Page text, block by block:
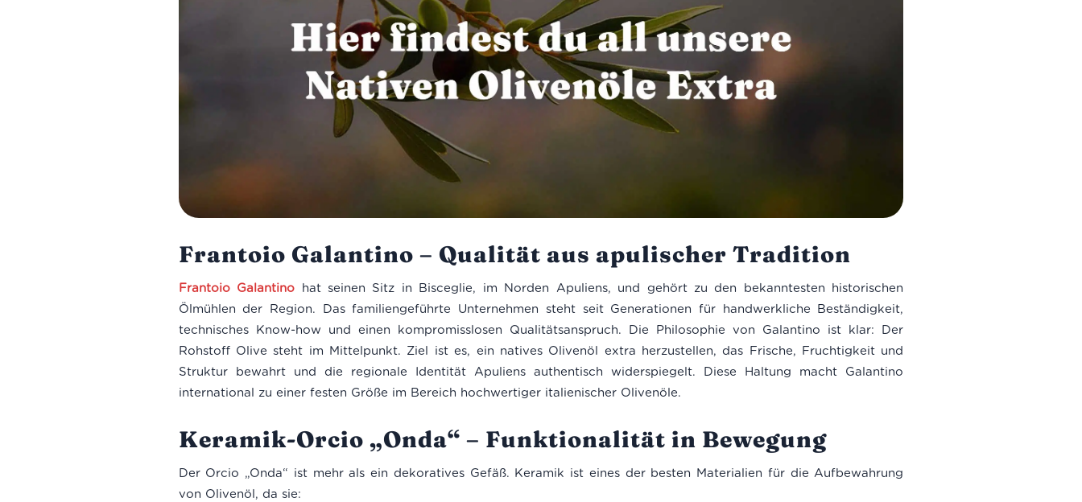
Frantoio Galantino – Qualität aus apulischer Tradition
Frantoio Galantino hat seinen Sitz in Bisceglie, im Norden Apuliens, und gehört zu den bekanntesten historischen
Ölmühlen der Region. Das familiengeführte Unternehmen steht seit Generationen für handwerkliche Beständigkeit,
technisches Know-how und einen kompromisslosen Qualitätsanspruch. Die Philosophie von Galantino ist klar: Der
Rohstoff Olive steht im Mittelpunkt. Ziel ist es, ein natives Olivenöl extra herzustellen, das Frische, Fruchtigkeit und
Struktur bewahrt und die regionale Identität Apuliens authentisch widerspiegelt. Diese Haltung macht Galantino
international zu einer festen Größe im Bereich hochwertiger italienischer Olivenöle.
Keramik-Orcio „Onda“ – Funktionalität in Bewegung
Der Orcio „Onda“ ist mehr als ein dekoratives Gefäß. Keramik ist eines der besten Materialien für die Aufbewahrung
von Olivenöl, da sie: